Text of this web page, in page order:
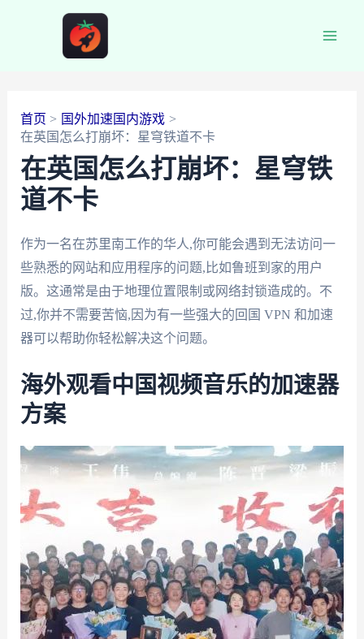
首页
国外加速国内游戏
在英国怎么打崩坏：星穹铁道不卡
在英国怎么打崩坏：星穹铁
道不卡
作为一名在苏里南工作的华人,你可能会遇到无法访问一
些熟悉的网站和应用程序的问题,比如鲁班到家的用户
版。这通常是由于地理位置限制或网络封锁造成的。不
过,你并不需要苦恼,因为有一些强大的回国 VPN 和加速
器可以帮助你轻松解决这个问题。
海外观看中国视频音乐的加速器
方案